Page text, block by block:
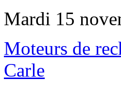
Mardi 15
Moteurs de
Carle